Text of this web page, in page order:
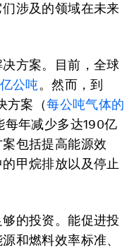
们涉及的领域在未来
方案。
目前，全球
公吨。然而，到
方案（每公吨气体的
每年减少多达190亿
包括提高能源效
甲烷排放以及停止
的投资。能促进投
和燃料效率标准、